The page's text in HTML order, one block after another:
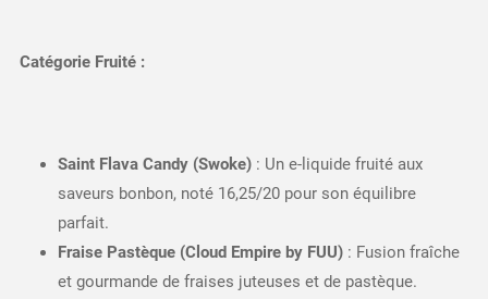
Catégorie Fruité :
Saint Flava Candy (Swoke): Un e-liquide fruité aux
saveurs bonbon, noté 16,25/20 pour son équilibre
parfait.
Fraise Pastèque (Cloud Empire by FUU): Fusion fraîche
et gourmande de fraises juteuses et de pastèque.